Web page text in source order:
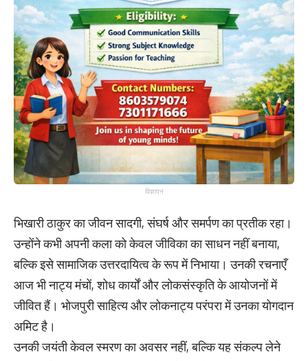
विज्ञापन
भिखारी ठाकुर का जीवन सादगी, संघर्ष और समर्पण का प्रतीक रहा।
उन्होंने कभी अपनी कला को केवल जीविका का साधन नहीं बनाया,
बल्कि इसे सामाजिक उत्तरदायित्व के रूप में निभाया। उनकी रचनाएँ
आज भी नाट्य मंचों, शोध कार्यों और लोकसंस्कृति के आयोजनों में
जीवित हैं। भोजपुरी साहित्य और लोकनाट्य परंपरा में उनका योगदान
अमिट है।
उनकी जयंती केवल स्मरण का अवसर नहीं, बल्कि यह संकल्प लेने